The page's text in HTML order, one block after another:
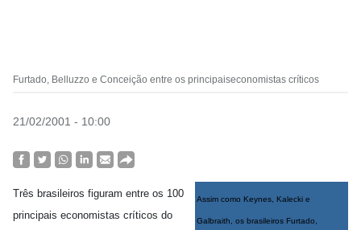
Furtado, Belluzzo e Conceição entre os principaiseconomistas críticos
21/02/2001 - 10:00
Assim como Keynes, Kalecki e
Galbraith, os brasileiros Furtado,
Três brasileiros figuram entre os 100
principais economistas críticos do